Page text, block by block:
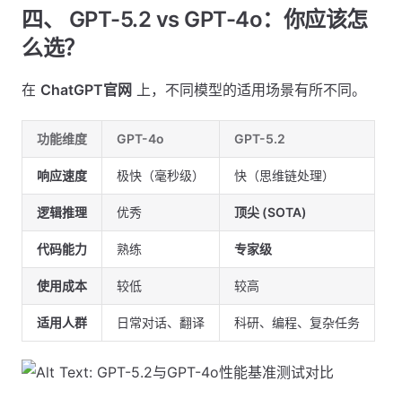
四、 GPT-5.2 vs GPT-4o：你应该怎
么选？
在 ChatGPT官网 上，不同模型的适用场景有所不同。
功能维度 GPT-4o GPT-5.2
响应速度 极快（毫秒级） 快（思维链处理）
逻辑推理 优秀 顶尖 (SOTA)
代码能力 熟练 专家级
使用成本 较低 较高
适用人群 日常对话、翻译 科研、编程、复杂任务